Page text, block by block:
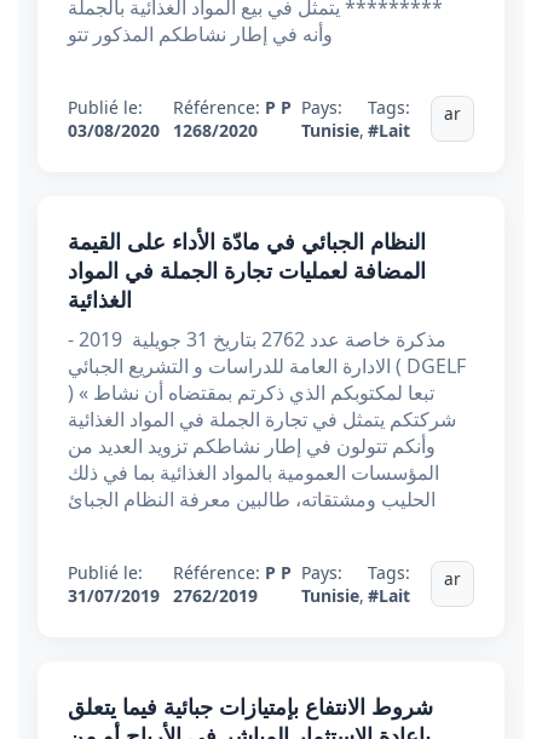
********* يتمثل في بيع المواد الغذائية بالجملة
وأنه في إطار نشاطكم المذكور تتو
Publié le:
03/08/2020
Référence: P P
1268/2020
Pays:
Tunisie,
Tags:
#Lait
ar
النظام الجبائي في مادّة الأداء على القيمة
المضافة لعمليات تجارة الجملة في المواد
الغذائية
مذكرة خاصة عدد 2762 بتاريخ 31 جويلية 2019 -
الادارة العامة للدراسات و التشريع الجبائي ( DGELF
) « تبعا لمكتوبكم الذي ذكرتم بمقتضاه أن نشاط
شركتكم يتمثل في تجارة الجملة في المواد الغذائية
وأنكم تتولون في إطار نشاطكم تزويد العديد من
المؤسسات العمومية بالمواد الغذائية بما في ذلك
الحليب ومشتقاته، طالبين معرفة النظام الجبائ
Publié le:
31/07/2019
Référence: P P
2762/2019
Pays:
Tunisie,
Tags:
#Lait
ar
شروط الانتفاع بإمتيازات جبائية فيما يتعلق